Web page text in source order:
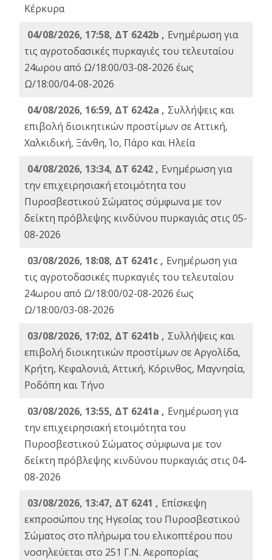
Κέρκυρα
04/08/2026, 17:58, ΔΤ 6242b , Ενημέρωση για
τις αγροτοδασικές πυρκαγιές του τελευταίου
24ωρου από Ω/18:00/03-08-2026 έως
Ω/18:00/04-08-2026
04/08/2026, 16:59, ΔΤ 6242a , Συλλήψεις και
επιβολή διοικητικών προστίμων σε Αττική,
Χαλκιδική, Ξάνθη, Ίο, Πάρο και Ηλεία
04/08/2026, 13:34, ΔΤ 6242 , Ενημέρωση για
την επιχειρησιακή ετοιμότητα του
Πυροσβεστικού Σώματος σύμφωνα με τον
δείκτη πρόβλεψης κινδύνου πυρκαγιάς στις 05-
08-2026
03/08/2026, 18:08, ΔΤ 6241c , Ενημέρωση για
τις αγροτοδασικές πυρκαγιές του τελευταίου
24ωρου από Ω/18:00/02-08-2026 έως
Ω/18:00/03-08-2026
03/08/2026, 17:02, ΔΤ 6241b , Συλλήψεις και
επιβολή διοικητικών προστίμων σε Αργολίδα,
Κρήτη, Κεφαλονιά, Αττική, Κόρινθος, Μαγνησία,
Ροδόπη και Τήνο
03/08/2026, 13:55, ΔΤ 6241a , Ενημέρωση για
την επιχειρησιακή ετοιμότητα του
Πυροσβεστικού Σώματος σύμφωνα με τον
δείκτη πρόβλεψης κινδύνου πυρκαγιάς στις 04-
08-2026
03/08/2026, 13:47, ΔΤ 6241 , Επίσκεψη
εκπροσώπου της Ηγεσίας του Πυροσβεστικού
Σώματος στο πλήρωμα του ελικοπτέρου που
νοσηλεύεται στο 251 Γ.Ν. Αεροπορίας